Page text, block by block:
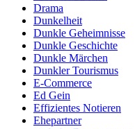
Drama
Dunkelheit
Dunkle Geheimnisse
Dunkle Geschichte
Dunkle Märchen
Dunkler Tourismus
E-Commerce
Ed Gein
Effizientes Notieren
Ehepartner